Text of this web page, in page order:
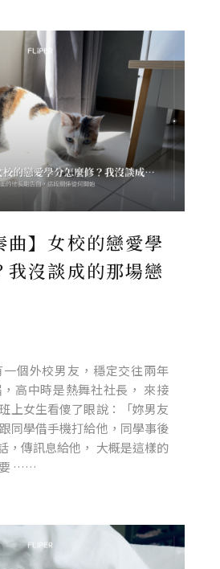
曲】女校的戀愛學
我沒談成的那場戀
個外校男友，穩定交往兩年
高中時是熱舞社社長， 來接
上女生看傻了眼說：「妳男友
同學借手機打給他，同學事後
，傳訊息給他， 大概是這樣的
要 ……